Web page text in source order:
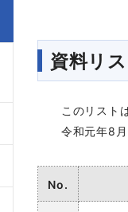
資料リ
このリスト
令和元年8
No.